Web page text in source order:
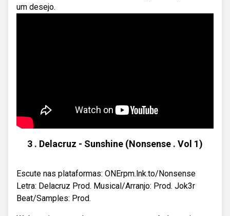
um desejo.
3 . Delacruz - Sunshine (Nonsense . Vol 1)
Escute nas plataformas: ONErpm.lnk.to/Nonsense
Letra: Delacruz Prod. Musical/Arranjo: Prod. Jok3r
Beat/Samples: Prod.